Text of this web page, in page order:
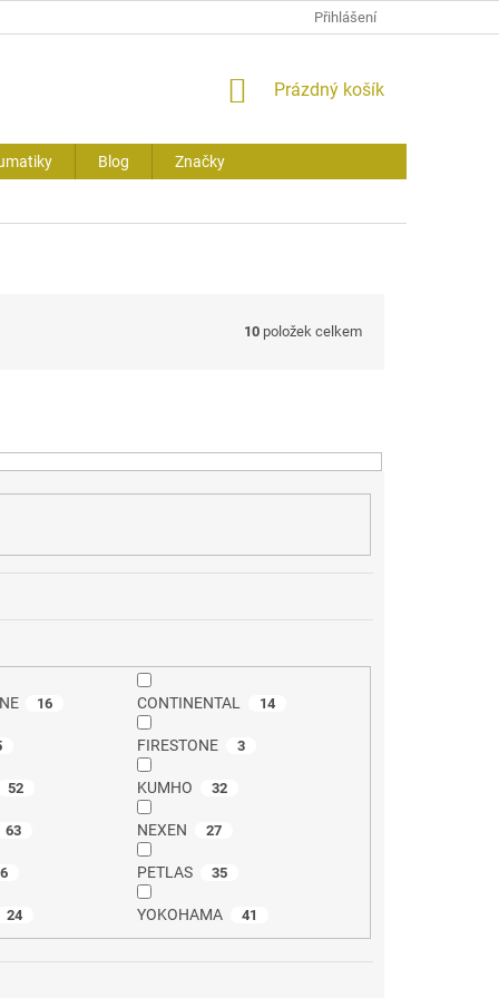
Přihlášení
NÁKUPNÍ
Prázdný košík
Blog Značky
10 položek celkem
16 CONTINENTAL 14
FIRESTONE 3
52 KUMHO 32
63 NEXEN 27
PETLAS 35
24 YOKOHAMA 41